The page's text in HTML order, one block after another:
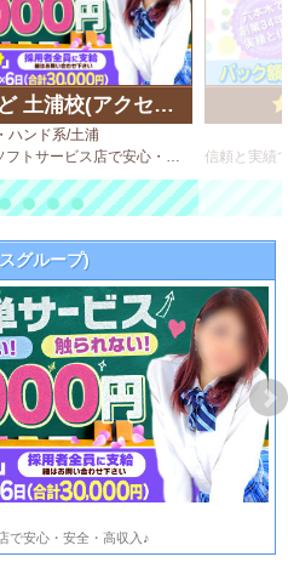
校(アクセスグループ)
ハンド系/土浦
ビデオBOX風 店舗型のソフトサービス店で安心・安全・高収入♪
グループ)
で安心・安全・高収入♪